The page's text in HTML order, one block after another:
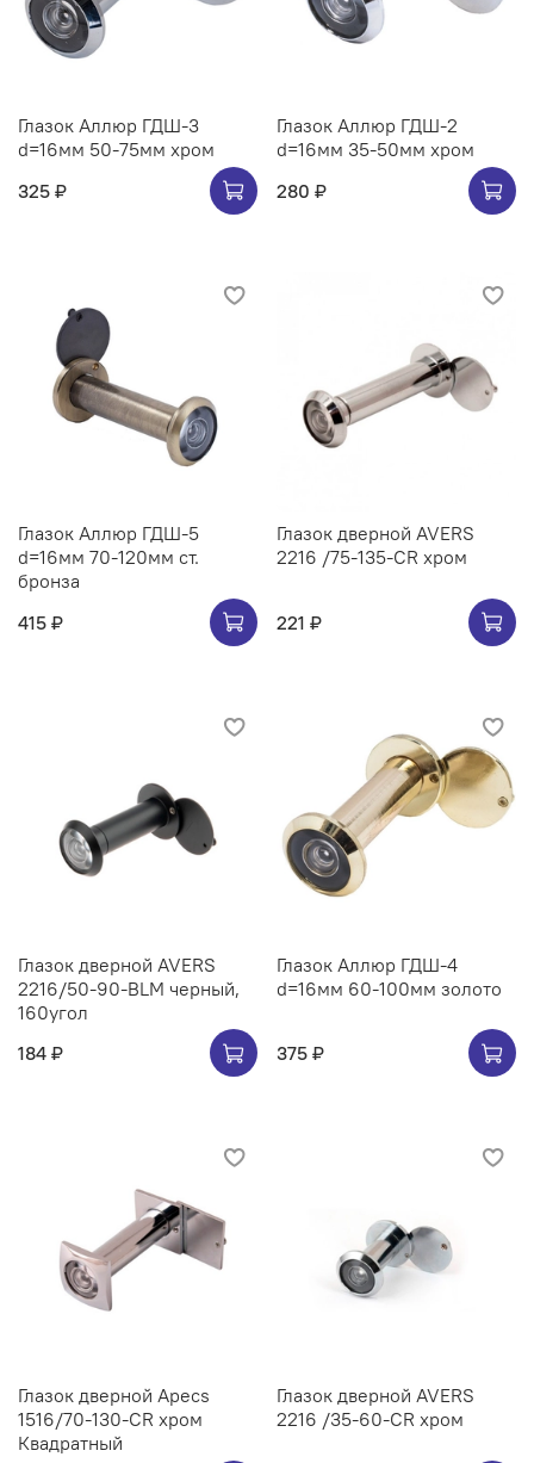
Глазок Аллюр ГДШ-3
d=16мм 50-75мм хром
325 ₽
Глазок Аллюр ГДШ-2
d=16мм 35-50мм хром
280 ₽
Глазок Аллюр ГДШ-5
d=16мм 70-120мм ст.
бронза
415 ₽
Глазок дверной AVERS
2216 /75-135-CR хром
221 ₽
Глазок дверной AVERS
2216/50-90-BLM черный,
160угол
184 ₽
Глазок Аллюр ГДШ-4
d=16мм 60-100мм золото
375 ₽
Глазок дверной Apecs
1516/70-130-CR хром
Квадратный
Глазок дверной AVERS
2216 /35-60-CR хром